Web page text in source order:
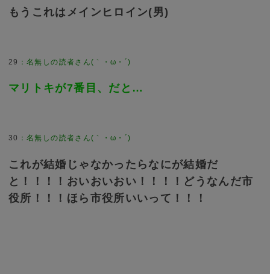
もうこれはメインヒロイン(男)
29 ：名無しの読者さん(｀・ω・´)
マリトキが7番目、だと…
30 ：名無しの読者さん(｀・ω・´)
これが結婚じゃなかったらなにが結婚だ
と！！！！おいおいおい！！！！どうなんだ市
役所！！！ほら市役所いいって！！！